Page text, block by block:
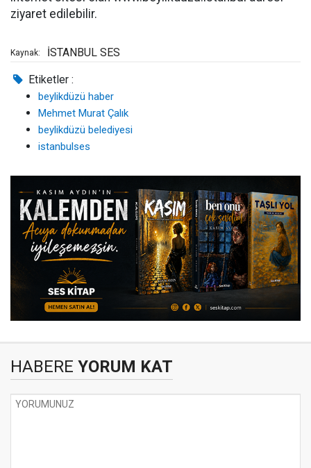
ziyaret edilebilir.
Kaynak: İSTANBUL SES
Etiketler :
beylikdüzü haber
Mehmet Murat Çalık
beylikdüzü belediyesi
istanbulses
HABERE YORUM KAT